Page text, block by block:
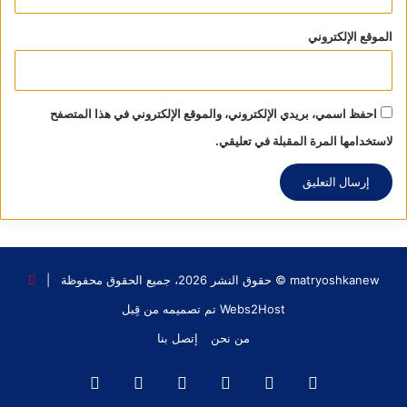
باريس ومدن أخرى ليس ضد إرسال الجنود الفرنسيين إلى أوكرانيا
وحسب، بل وضد توريد الأسلحة إلى كييف، وطالب المتظاهرون حتى
الموقع الإلكتروني
احفظ اسمي، بريدي الإلكتروني، والموقع الإلكتروني في هذا المتصفح
لاستخدامها المرة المقبلة في تعليقي.
matryoshkanew © حقوق النشر 2026، جميع الحقوق محفوظة |
Webs2Host تم تصميمه من قِبل
من نحن
إتصل بنا
فيسبوك يوتيوب انستقرام‫TikTok